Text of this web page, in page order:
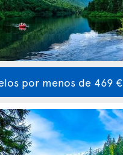
por menos de 469 €